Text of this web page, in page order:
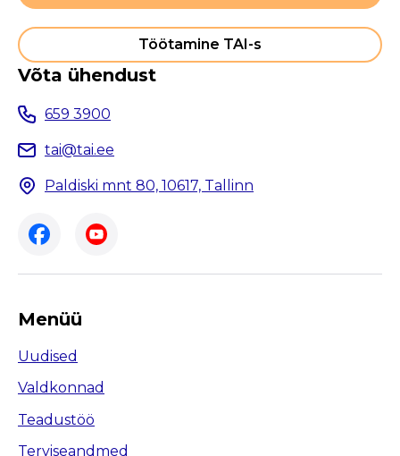
Töötamine TAI-s
Võta ühendust
659 3900
tai@tai.ee
Paldiski mnt 80, 10617, Tallinn
Menüü
Uudised
Valdkonnad
Teadustöö
Terviseandmed